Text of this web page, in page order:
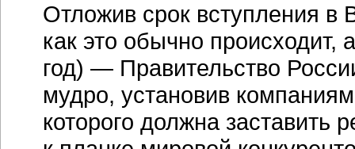
Отложив срок вступления
как это обычно происходит,
год) — Правительство
мудро, установив
которого должна заставить